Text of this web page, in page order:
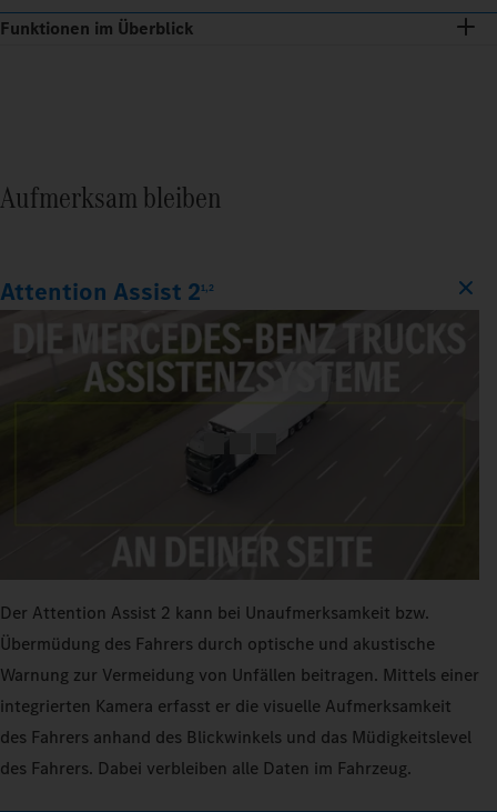
Funktionen im Überblick
Aufmerksam bleiben
Attention Assist 21,2
Der Attention Assist 2 kann bei Unaufmerksamkeit bzw.
Übermüdung des Fahrers durch optische und akustische
Warnung zur Vermeidung von Unfällen beitragen. Mittels einer
integrierten Kamera erfasst er die visuelle Aufmerksamkeit
des Fahrers anhand des Blickwinkels und das Müdigkeitslevel
des Fahrers. Dabei verbleiben alle Daten im Fahrzeug.